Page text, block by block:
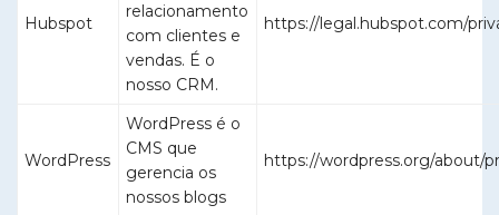
Hubspot
relacionamento
com clientes e
vendas. É o
nosso CRM.
https://legal.hubspot.com/
WordPress
WordPress é o
CMS que
gerencia os
nossos blogs
https://wordpress.org/about/